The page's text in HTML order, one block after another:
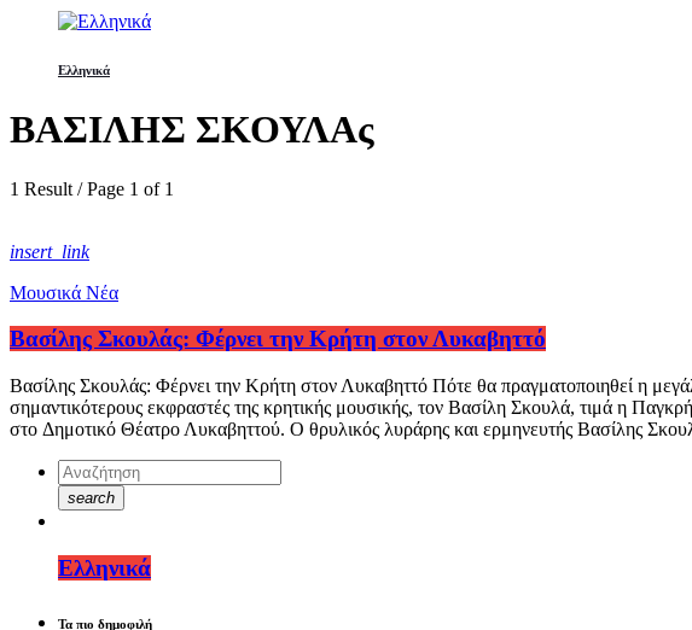
Ελληνικά
ΒΑΣΙΛΗΣ ΣΚΟΥΛΑς
1 Result / Page 1 of 1
insert_link
Μουσικά Νέα
Βασίλης Σκουλάς: Φέρνει την Κρήτη στον Λυκαβηττό
Βασίλης Σκουλάς: Φέρνει την Κρήτη στον Λυκαβηττό Πότε θα πραγματοποιηθεί η
σημαντικότερους εκφραστές της κρητικής μουσικής, τον Βασίλη Σκουλά, τιμά η
στο Δημοτικό Θέατρο Λυκαβηττού. Ο θρυλικός λυράρης και ερμηνευτής Βασίλης
search
Ελληνικά
Τα πιο δημοφιλή